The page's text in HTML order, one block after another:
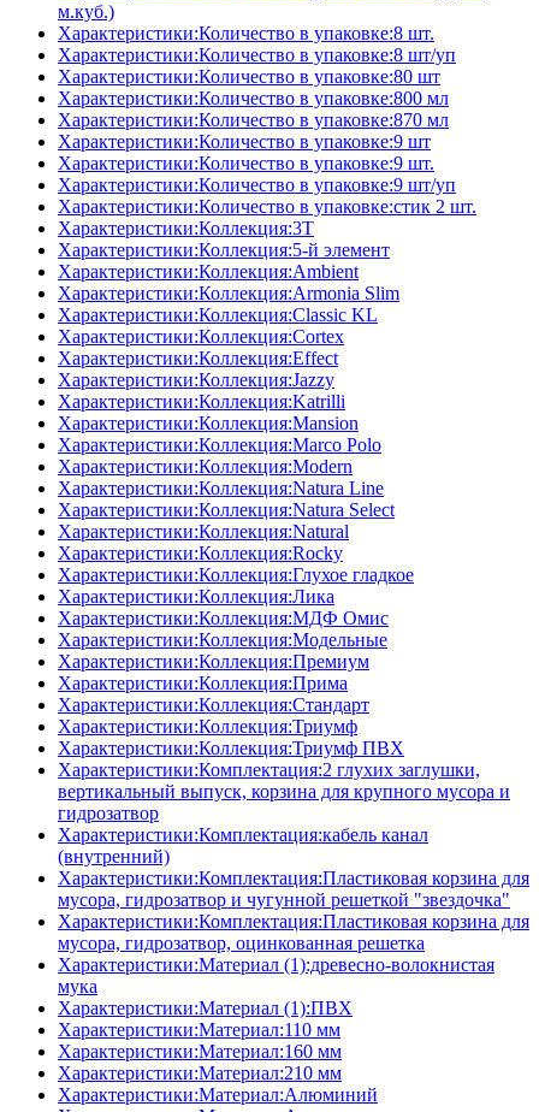
м.куб.)
Характеристики:Количество в упаковке:8 шт.
Характеристики:Количество в упаковке:8 шт/уп
Характеристики:Количество в упаковке:80 шт
Характеристики:Количество в упаковке:800 мл
Характеристики:Количество в упаковке:870 мл
Характеристики:Количество в упаковке:9 шт
Характеристики:Количество в упаковке:9 шт.
Характеристики:Количество в упаковке:9 шт/уп
Характеристики:Количество в упаковке:стик 2 шт.
Характеристики:Коллекция:3T
Характеристики:Коллекция:5-й элемент
Характеристики:Коллекция:Ambient
Характеристики:Коллекция:Armonia Slim
Характеристики:Коллекция:Classic KL
Характеристики:Коллекция:Cortex
Характеристики:Коллекция:Effect
Характеристики:Коллекция:Jazzy
Характеристики:Коллекция:Katrilli
Характеристики:Коллекция:Mansion
Характеристики:Коллекция:Marco Polo
Характеристики:Коллекция:Modern
Характеристики:Коллекция:Natura Line
Характеристики:Коллекция:Natura Select
Характеристики:Коллекция:Natural
Характеристики:Коллекция:Rocky
Характеристики:Коллекция:Глухое гладкое
Характеристики:Коллекция:Лика
Характеристики:Коллекция:МДФ Омис
Характеристики:Коллекция:Модельные
Характеристики:Коллекция:Премиум
Характеристики:Коллекция:Прима
Характеристики:Коллекция:Стандарт
Характеристики:Коллекция:Триумф
Характеристики:Коллекция:Триумф ПВХ
Характеристики:Комплектация:2 глухих заглушки,
вертикальный выпуск, корзина для крупного мусора и
гидрозатвор
Характеристики:Комплектация:кабель канал
(внутренний)
Характеристики:Комплектация:Пластиковая корзина для
мусора, гидрозатвор и чугунной решеткой "звездочка"
Характеристики:Комплектация:Пластиковая корзина для
мусора, гидрозатвор, оцинкованная решетка
Характеристики:Материал (1):древесно-волокнистая
мука
Характеристики:Материал (1):ПВХ
Характеристики:Материал:110 мм
Характеристики:Материал:160 мм
Характеристики:Материал:210 мм
Характеристики:Материал:Алюминий